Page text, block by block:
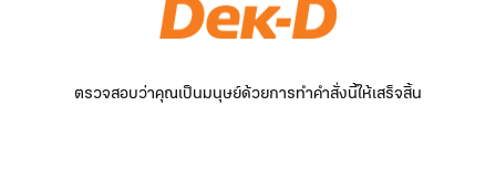
ตรวจสอบว่าคุณเป็นมนุษย์ด้วยการทำคำสั่งนี้ให้เสร็จสิ้น